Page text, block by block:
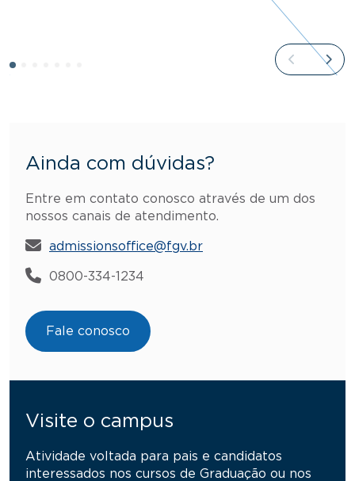
Ainda com dúvidas?
Entre em contato conosco através de um dos
nossos canais de atendimento.
admissionsoffice@fgv.br
0800-334-1234
Fale conosco
Visite o campus
Atividade voltada para pais e candidatos
interessados nos cursos de Graduação ou nos